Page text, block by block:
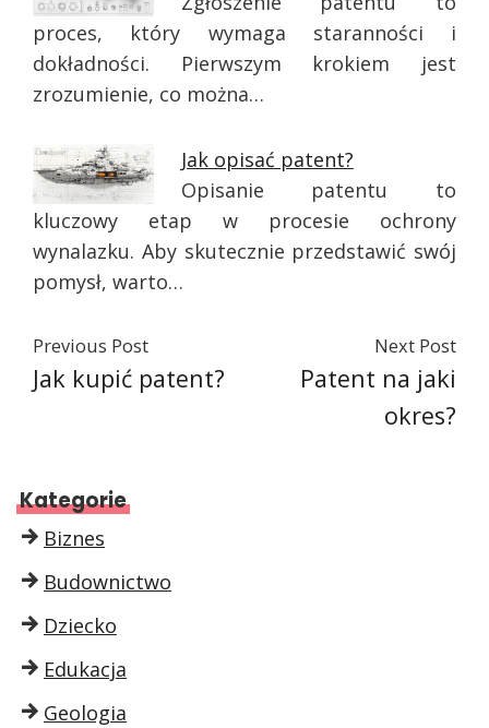
proces, który wymaga staranności i
dokładności. Pierwszym krokiem jest
zrozumienie, co można…
Jak opisać patent?
Opisanie patentu to
kluczowy etap w procesie ochrony
wynalazku. Aby skutecznie przedstawić swój
pomysł, warto…
Previous Post
Jak kupić patent?
Next Post
Patent na jaki
okres?
Kategorie
Biznes
Budownictwo
Dziecko
Edukacja
Geologia